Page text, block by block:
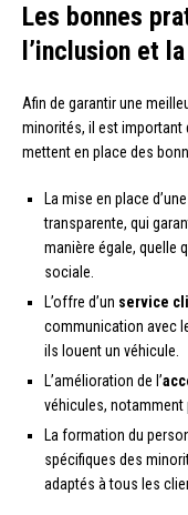
Les bonnes
l’inclusion et
Afin de garantir une
minorités, il est important
mettent en place des
La mise en place d’une
transparente, qui
manière égale, quelle
sociale.
L’offre d’un service
communication avec
ils louent un véhicule.
L’amélioration de l’
véhicules, notamment
La formation du
spécifiques des
adaptés à tous les